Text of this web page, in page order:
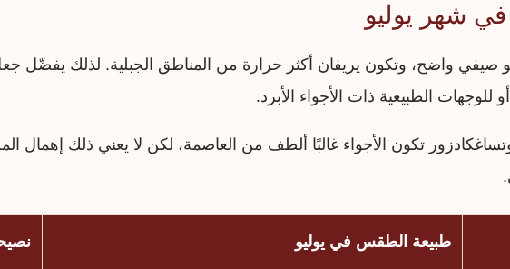
شهر يوليو
صيفي واضح، وتكون يريفان أكثر حرارة من المناطق الجبلية. لذلك يفضّل
للوجهات الطبيعية ذات الأجواء الأبرد.
تكون الأجواء غالبًا ألطف من العاصمة، لكن لا يعني ذلك إهمال
طبيعة الطقس في يوليو